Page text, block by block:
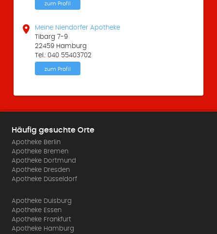
zum Profil

Meine Niendorfer Apotheke
Tibarg 7-9
22459 Hamburg
Tel.: 040 55403702
zum Profil
Häufig gesuchte Orte
Apotheke Berlin
Apotheke Bremen
Apotheke Dortmund
Apotheke Dresden
Apotheke Düsseldorf
Apotheke Duisburg
Apotheke Essen
Apotheke Frankfurt
Apotheke Hamburg